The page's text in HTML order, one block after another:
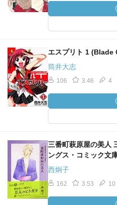
エスプリト 1 (Blade
筒井大志
106 3.46 4
三番町萩原屋の美人
ングス・コミック文
西炯子
162 3.53 10